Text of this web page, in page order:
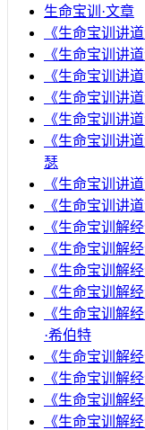
生命宝训·文章
《生命宝训讲
《生命宝训讲
《生命宝训讲
《生命宝训讲
《生命宝训讲
《生命宝训讲
瑟
《生命宝训讲
《生命宝训讲
《生命宝训解
《生命宝训解
《生命宝训解
《生命宝训解
《生命宝训解
·希伯特
《生命宝训解
《生命宝训解
《生命宝训解
《生命宝训解